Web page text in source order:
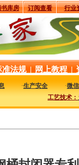
库房 订阅查看 行业
准法规 | 网上教程 |
·生产安全 ·微
工艺技术：为您